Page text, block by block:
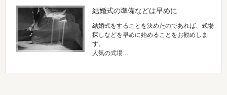
結婚式の準備などは早めに
結婚式をすることを決めたのであれば、式場
探しなどを早めに始めることをお勧めしま
す。
人気の式場…